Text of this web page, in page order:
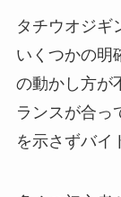
タチウオジギ
いくつかの明
の動かし方が
ランスが合っ
を示さずバイ